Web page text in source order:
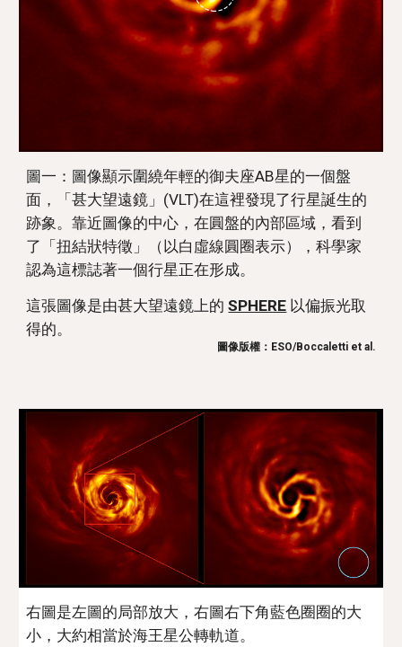
圖一：圖像顯示圍繞年輕的御夫座AB星的一個盤
面，「甚大望遠鏡」(VLT)在這裡發現了行星誕生的
跡象。靠近圖像的中心，在圓盤的內部區域，看到
了「扭結狀特徵」（以白虛線圓圈表示），科學家
認為這標誌著一個行星正在形成。
這張圖像是由甚大望遠鏡上的 SPHERE 以偏振光取
得的。
圖像版權：ESO/Boccaletti et al.
右圖是左圖的局部放大，右圖右下角藍色圈圈的大
小，大約相當於海王星公轉軌道。